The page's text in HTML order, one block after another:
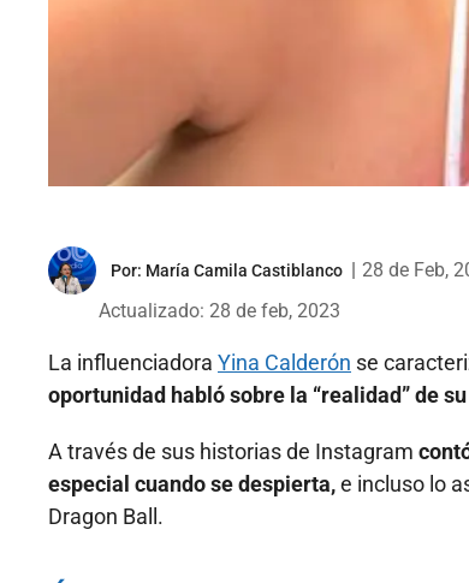
Por: María Camila Castiblanco
28 de Feb,
Actualizado: 28 de feb, 2023
La influenciadora Yina Calderón se
oportunidad habló sobre la “realidad” de
A través de sus historias de Instagram
especial cuando se despierta,e incluso lo
Dragon Ball.